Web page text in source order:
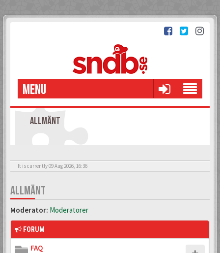
MENU
ALLMÄNT
It is currently 09 Aug 2026, 16:36
ALLMÄNT
Moderator: Moderatorer
FORUM
FAQ